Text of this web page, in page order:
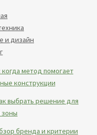
и дизайн
метод помогает
конструкции
выбрать решение для
бренда и критерии